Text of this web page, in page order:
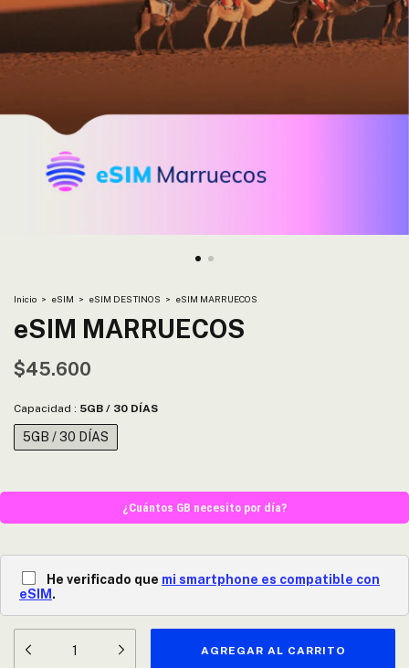
Inicio > eSIM > eSIM DESTINOS > eSIM MARRUECOS
eSIM MARRUECOS
$45.600
Capacidad : 5GB / 30 DÍAS
5GB / 30 DÍAS
¿Cuántos GB necesito por día?
He verificado que mi smartphone es compatible con
eSIM .